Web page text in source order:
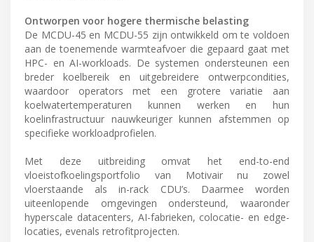
Ontworpen voor hogere thermische belasting
De MCDU-45 en MCDU-55 zijn ontwikkeld om te voldoen
aan de toenemende warmteafvoer die gepaard gaat met
HPC- en AI-workloads. De systemen ondersteunen een
breder koelbereik en uitgebreidere ontwerpcondities,
waardoor operators met een grotere variatie aan
koelwatertemperaturen kunnen werken en hun
koelinfrastructuur nauwkeuriger kunnen afstemmen op
specifieke workloadprofielen.
Met deze uitbreiding omvat het end-to-end
vloeistofkoelingsportfolio van Motivair nu zowel
vloerstaande als in-rack CDU’s. Daarmee worden
uiteenlopende omgevingen ondersteund, waaronder
hyperscale datacenters, AI-fabrieken, colocatie- en edge-
locaties, evenals retrofitprojecten.